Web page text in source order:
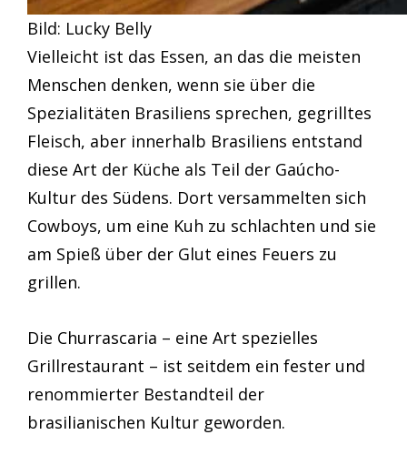
Bild: Lucky Belly
Vielleicht ist das Essen, an das die meisten
Menschen denken, wenn sie über die
Spezialitäten Brasiliens sprechen, gegrilltes
Fleisch, aber innerhalb Brasiliens entstand
diese Art der Küche als Teil der Gaúcho-
Kultur des Südens. Dort versammelten sich
Cowboys, um eine Kuh zu schlachten und sie
am Spieß über der Glut eines Feuers zu
grillen.
Die Churrascaria – eine Art spezielles
Grillrestaurant – ist seitdem ein fester und
renommierter Bestandteil der
brasilianischen Kultur geworden.